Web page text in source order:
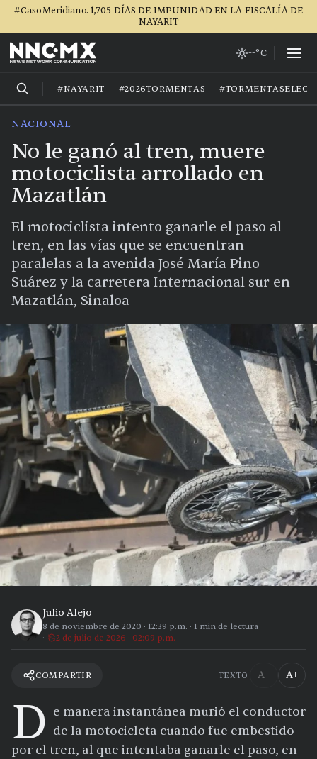
#CasoMeridiano. 1,705 DÍAS DE IMPUNIDAD EN LA FISCALÍA DE
NAYARIT
--°C
#NAYARIT #2026TORMENTAS
NACIONAL
No le ganó al tren, muere
motociclista arrollado en
Mazatlán
El motociclista intento ganarle el paso al
tren, en las vías que se encuentran
paralelas a la avenida José María Pino
Suárez y la carretera Internacional sur en
Mazatlán, Sinaloa
Julio Alejo
8 de noviembre de 2020 · 12:39 p.m. · 1 min de lectura
2 de julio de 2026 · 02:09 p.m.
COMPARTIR TEXTO A− A+
D e manera instantánea murió el conductor
de la motocicleta cuando fue embestido
por el tren, al que intentaba ganarle el paso, en